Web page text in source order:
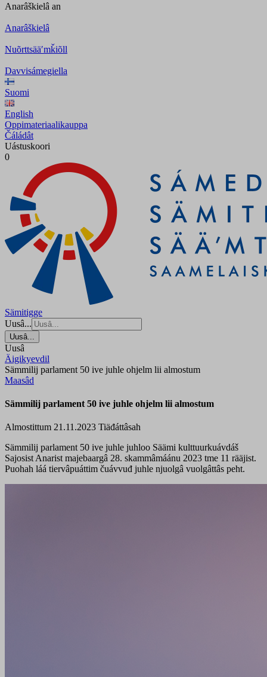
Anarâškielâ an
Anarâškielâ
Nuõrttsääʹmǩiõll
Davvisámegiella
Suomi
English
Oppimateriaalikauppa
Čáládât
Uástuskoori
0
Sämitigge
Uusâ...
Uusâ...
Uusâ
Äigikyevdil
Sämmilij parlament 50 ive juhle ohjelm lii almostum
Maasâd
Sämmilij parlament 50 ive juhle ohjelm lii almostum
Almostittum 21.11.2023 Tiäđáttâsah
Sämmilij parlament 50 ive juhle juhloo Säämi kulttuurkuávdáš
Sajosist Anarist majebaargâ 28. skammâmáánu 2023 tme 11 rääjist.
Puohah láá tiervâpuáttim čuávvuđ juhle njuolgâ vuolgâttâs peht.